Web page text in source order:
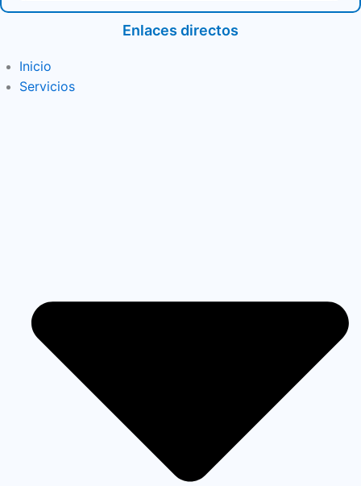
Enlaces directos
Inicio
Servicios